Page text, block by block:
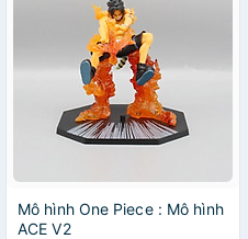
Mô hình One Piece : Mô hình
ACE V2